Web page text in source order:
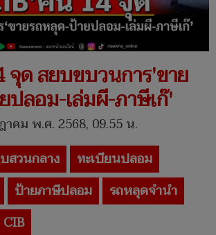
จุด สยบขบวนการ'ขาย
ปลอม-เล่มผี-ภาษีเก๊'
คม พ.ศ. 2568, 09.55 น.
สวนกลาง
ทะเบียนปลอม
ป้ายภาษีปลอม
รถหลุดจำนำ
CIB